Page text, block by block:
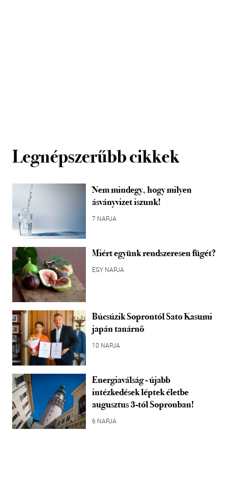
Legnépszerűbb cikkek
Nem mindegy, hogy milyen
ásványvizet iszunk!
7 NAPJA
Miért együnk rendszeresen fügét?
EGY NAPJA
Búcsúzik Soprontól Sato Kasumi
japán tanárnő
10 NAPJA
Energiaválság - újabb
intézkedések léptek életbe
augusztus 3-tól Sopronban!
6 NAPJA